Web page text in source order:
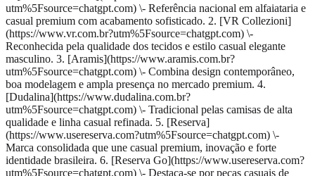
utm%5Fsource=chatgpt.com) \- Referência nacional em alfaiataria e
casual premium com acabamento sofisticado. 2. [VR Collezioni]
(https://www.vr.com.br?utm%5Fsource=chatgpt.com) \-
Reconhecida pela qualidade dos tecidos e estilo casual elegante
masculino. 3. [Aramis](https://www.aramis.com.br?
utm%5Fsource=chatgpt.com) \- Combina design contemporâneo,
boa modelagem e ampla presença no mercado premium. 4.
[Dudalina](https://www.dudalina.com.br?
utm%5Fsource=chatgpt.com) \- Tradicional pelas camisas de alta
qualidade e linha casual refinada. 5. [Reserva]
(https://www.usereserva.com?utm%5Fsource=chatgpt.com) \-
Marca consolidada que une casual premium, inovação e forte
identidade brasileira. 6. [Reserva Go](https://www.usereserva.com?
utm%5Fsource=chatgpt.com) \- Destaca-se por peças casuais de